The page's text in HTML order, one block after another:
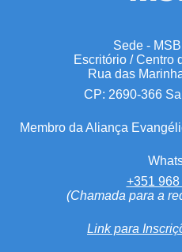
Sede -
Escritório / Centro
Rua das
CP: 2690-366
Membro da Aliança
+351
(Chamada para a
Link para